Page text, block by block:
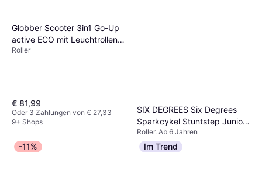
Globber Scooter 3in1 Go-Up
active ECO mit Leuchtrollen
blaubeere
Roller
€ 81,99
Oder 3 Zahlungen von € 27,33
9+ Shops
SIX DEGREES Six Degrees
Sparkcykel Stuntstep Junior
Fotbroms Lilac
Roller, Ab 6 Jahren
€ 83,99
9+ Shops
-11% Im Trend